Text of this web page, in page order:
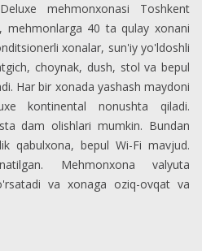
mehmonxonasi Toshkent
mehmonlarga 40 ta qulay xonani
xonalar, sun'iy yo'ldoshli
choynak, dush, stol va bepul
Har bir xonada yashash maydoni
kontinental nonushta qiladi.
dam olishlari mumkin. Bundan
qabulxona, bepul Wi-Fi mavjud.
Mehmonxona valyuta
va xonaga oziq-ovqat va